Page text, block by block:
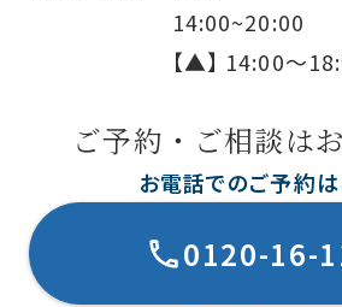
14:00~20:00
【▲】 14:00〜
ご予約・ご相談は
お電話でのご予約は
0120-16-